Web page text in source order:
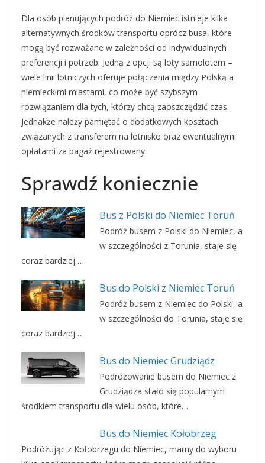
Dla osób planujących podróż do Niemiec istnieje kilka
alternatywnych środków transportu oprócz busa, które
mogą być rozważane w zależności od indywidualnych
preferencji i potrzeb. Jedną z opcji są loty samolotem –
wiele linii lotniczych oferuje połączenia między Polską a
niemieckimi miastami, co może być szybszym
rozwiązaniem dla tych, którzy chcą zaoszczędzić czas.
Jednakże należy pamiętać o dodatkowych kosztach
związanych z transferem na lotnisko oraz ewentualnymi
opłatami za bagaż rejestrowany.
Sprawdź koniecznie
Bus z Polski do Niemiec Toruń
Podróż busem z Polski do Niemiec, a
w szczególności z Torunia, staje się
coraz bardziej…
Bus do Polski z Niemiec Toruń
Podróż busem z Niemiec do Polski, a
w szczególności do Torunia, staje się
coraz bardziej…
Bus do Niemiec Grudziądz
Podróżowanie busem do Niemiec z
Grudziądza stało się popularnym
środkiem transportu dla wielu osób, które…
Bus do Niemiec Kołobrzeg
Podróżując z Kołobrzegu do Niemiec, mamy do wyboru